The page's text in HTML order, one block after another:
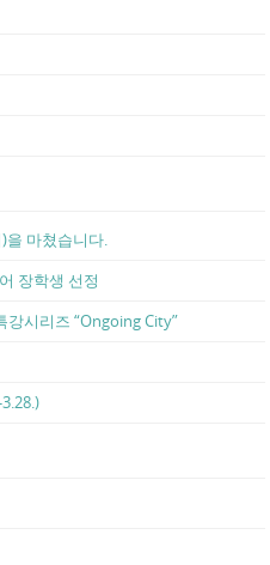
을 마쳤습니다.
장학생 선정
시리즈 “Ongoing City”